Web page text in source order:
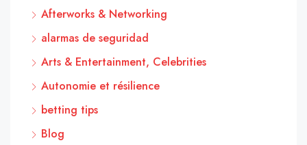
Afterworks & Networking
alarmas de seguridad
Arts & Entertainment, Celebrities
Autonomie et résilience
betting tips
Blog